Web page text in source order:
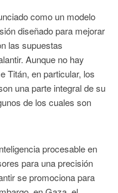
como un modelo
diseñado para mejorar
las supuestas
Aunque no hay
Titán, en particular, los
una parte integral de su
de los cuales son
procesable en
para una precisión
se promociona para